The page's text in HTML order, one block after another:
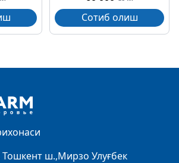
Сотиб олиш
ш.,Мирзо Улуғбек